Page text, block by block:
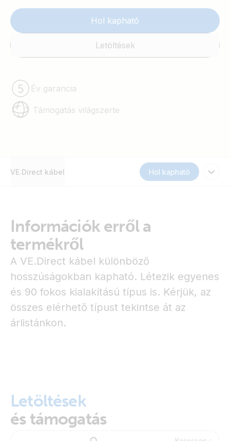
Hol kapható
Letöltések
Év garancia
Támogatás világszerte
VE.Direct kábel Hol kapható
Információk erről a
termékről
A VE.Direct kábel különböző
hosszúságokban kapható. Létezik egyenes
és 90 fokos kialakítású típus is. Kérjük, az
összes elérhető típust tekintse át az
árlistánkon.
Letöltések
és támogatás